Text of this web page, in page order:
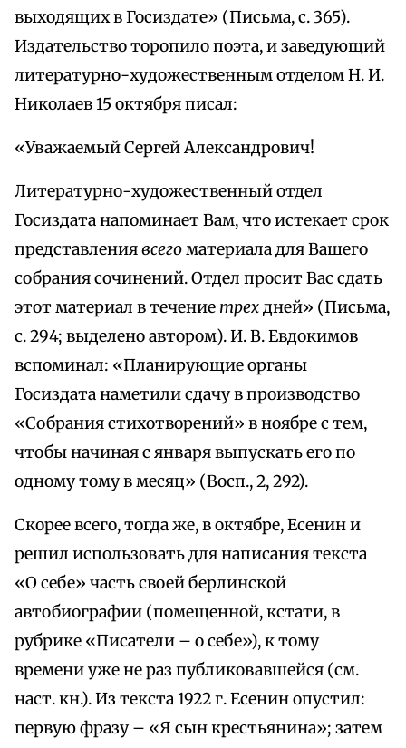
выходящих в Госиздате» (Письма, с. 365).
Издательство торопило поэта, и заведующий
литературно-художественным отделом Н. И.
Николаев 15 октября писал:
«Уважаемый Сергей Александрович!
Литературно-художественный отдел
Госиздата напоминает Вам, что истекает срок
представлениявсегоматериала для Вашего
собрания сочинений. Отдел просит Вас сдать
этот материал в течение трехдней» (Письма,
с. 294; выделено автором). И. В. Евдокимов
вспоминал: «Планирующие органы
Госиздата наметили сдачу в производство
«Собрания стихотворений» в ноябре с тем,
чтобы начиная с января выпускать его по
одному тому в месяц» (Восп., 2, 292).
Скорее всего, тогда же, в октябре, Есенин и
решил использовать для написания текста
«О себе» часть своей берлинской
автобиографии (помещенной, кстати, в
рубрике «Писатели – о себе»), к тому
времени уже не раз публиковавшейся (см.
наст. кн.). Из текста 1922 г. Есенин опустил:
первую фразу – «Я сын крестьянина»; затем